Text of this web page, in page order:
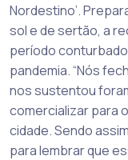
Nordestino’.
sol e de sertão, a
período
pandemia. “Nós
nos sustentou
comercializar para
cidade. Sendo
para lembrar que